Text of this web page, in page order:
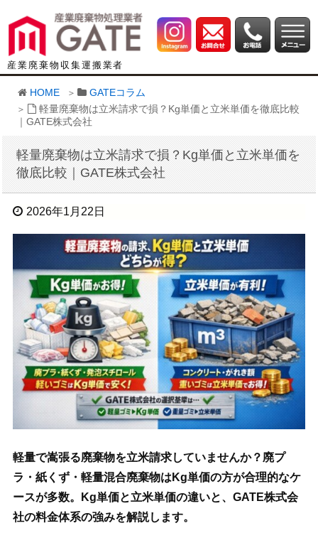
産業廃棄物収集運搬業者
HOME
GATEコラム
軽量廃棄物は立米請求で損？Kg単価と立米単価を徹底比較
｜GATE株式会社
軽量廃棄物は立米請求で損？Kg単価と立米単価を
徹底比較｜GATE株式会社
2026年1月22日
軽量で嵩張る廃棄物を立米請求していませんか？廃プ
ラ・紙くず・軽量混合廃棄物はKg単価の方が合理的なケ
ースが多数。Kg単価と立米単価の違いと、GATE株式会
社の料金体系の強みを解説します。